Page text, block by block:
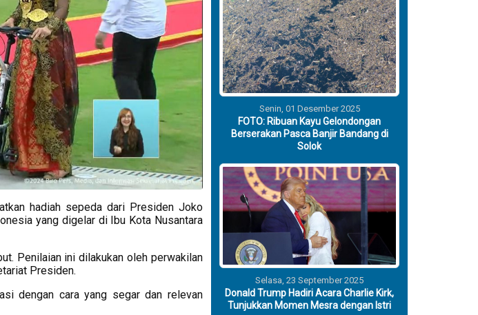
hadiah sepeda dari Presiden Joko
yang digelar di Ibu Kota Nusantara
Penilaian ini dilakukan oleh perwakilan
Presiden.
dengan cara yang segar dan relevan
Senin, 01 Desember 2025
FOTO: Ribuan Kayu Gelondongan
Berserakan Pasca Banjir Bandang di
Solok
Selasa, 23 September 2025
Donald Trump Hadiri Acara Charlie Kirk,
Tunjukkan Momen Mesra dengan Istri